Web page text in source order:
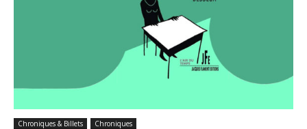
voix
Chroniques & Billets Chroniques